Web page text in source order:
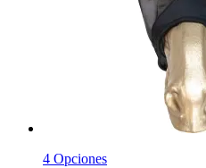
4 Opciones